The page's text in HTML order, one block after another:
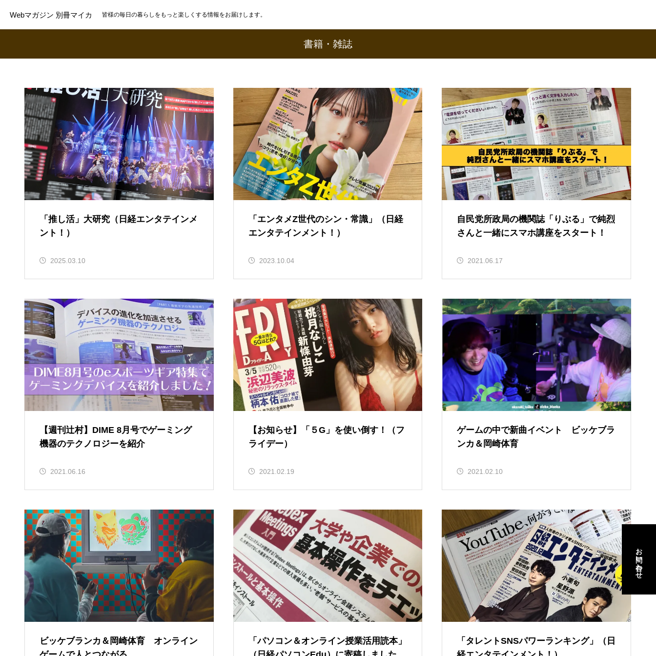
Webマガジン 別冊マイカ 皆様の毎日の暮らしをもっと楽しくする情報をお届けします。
書籍・雑誌
「推し活」大研究（日経エンタテインメ
ント！）
2025.03.10
「エンタメZ世代のシン・常識」（日経
エンタテインメント！）
2023.10.04
自民党所政局の機関誌「りぶる」で純烈
さんと一緒にスマホ講座をスタート！
2021.06.17
【週刊辻村】DIME 8月号でゲーミング
機器のテクノロジーを紹介
2021.06.16
【お知らせ】「５G」を使い倒す！（フ
ライデー）
2021.02.19
ゲームの中で新曲イベント ビッケブラ
ンカ＆岡崎体育
2021.02.10
ビッケブランカ＆岡崎体育 オンライン
「パソコン＆オンライン授業活用読本」
「タレントSNSパワーランキング」（日
お問い合わせ
お問い合わせ